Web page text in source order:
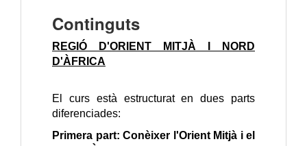
Continguts
REGIÓ D'ORIENT MITJÀ I NORD
D'ÀFRICA
El curs està estructurat en dues parts
diferenciades:
Primera part: Conèixer l'Orient Mitjà i el